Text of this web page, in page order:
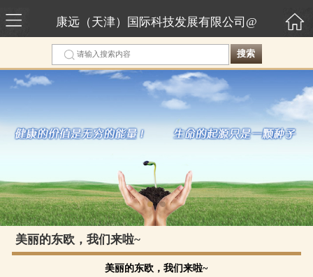
康远（天津）国际科技发展有限公司@
搜索
美丽的东欧，我们来啦~
美丽的东欧，我们来啦~